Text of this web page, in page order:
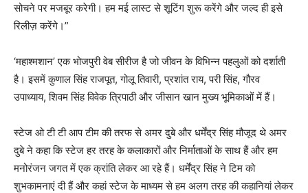
सोचने पर मजबूर करेगी। हम मई लास्ट से शूटिंग शुरू करेंगे और जल्द ही इसे
रिलीज़ करेंगे।”
‘महाश्मशान’ एक भोजपुरी वेब सीरीज है जो जीवन के विभिन्न पहलुओं को दर्शाती
है। इसमें कुणाल सिंह राजपूत, गोलू तिवारी, प्रशांत राय, परी सिंह, गौरव
उपाध्याय, शिवम सिंह विवेक त्रिपाठी और जीसान खान मुख्य भूमिकाओं में हैं।
स्टेज ओ टी टी आप टीम की तरफ से अमर दुबे और धर्मेंद्र सिंह मौजूद थे अमर
दुबे ने कहा कि स्टेज हर तरह के कलाकारों और निर्माताओं के साथ हैं और हम
मनोरंजन जगत में एक क्रांति लेकर आ रहे हैं। धर्मेंद्र सिंह ने टिम को
शुभकामनाएं दी हैं और कहां स्टेज के माध्यम से हम अलग तरह की कहानियां लेकर